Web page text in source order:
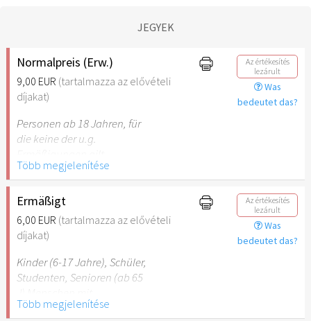
JEGYEK
Normalpreis (Erw.)
9,00 EUR (tartalmazza az elővételi
díjakat)
Az értékesítés
lezárult
Was
bedeutet das?
Personen ab 18 Jahren, für
die keine der u.g.
Több megjelenítése
Ermäßigt
6,00 EUR (tartalmazza az elővételi
díjakat)
Az értékesítés
lezárult
Was
bedeutet das?
Kinder (6-17 Jahre), Schüler,
Studenten, Senioren (ab 65
Behinderung (ab 50%),
Több megjelenítése